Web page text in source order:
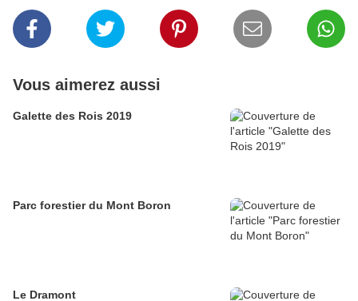
Vous aimerez aussi
Galette des Rois 2019
Parc forestier du Mont Boron
Le Dramont